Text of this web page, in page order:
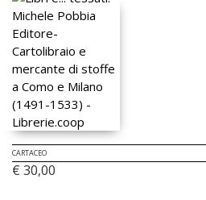
CARTACEO
€ 30,00